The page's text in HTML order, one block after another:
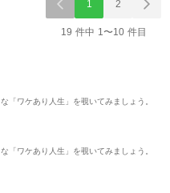
1 2
19 件中 1〜10 件目
「ワケあり人生」を覗いてみましょう。
「ワケあり人生」を覗いてみましょう。